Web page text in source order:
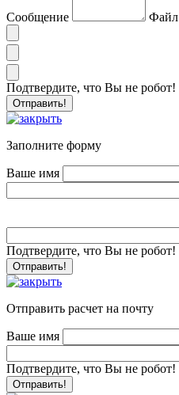
Сообщение
Файл
Подтвердите, что Вы не робот!
Заполните форму
Ваше имя
Подтвердите, что Вы не робот!
Отправить расчет на почту
Ваше имя
Подтвердите, что Вы не робот!